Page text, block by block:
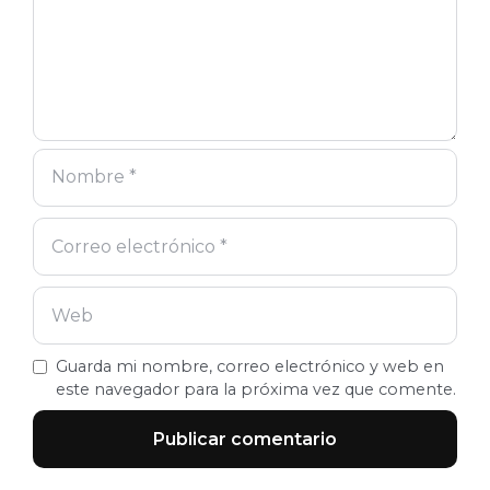
Guarda mi nombre, correo electrónico y web en
este navegador para la próxima vez que comente.